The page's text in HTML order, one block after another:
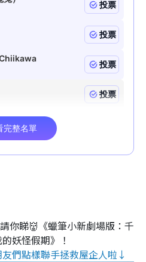
你睇👹《蠟筆小新劇場版：千
妖怪假期》！
們點樣聯手拯救屋企人啦↓